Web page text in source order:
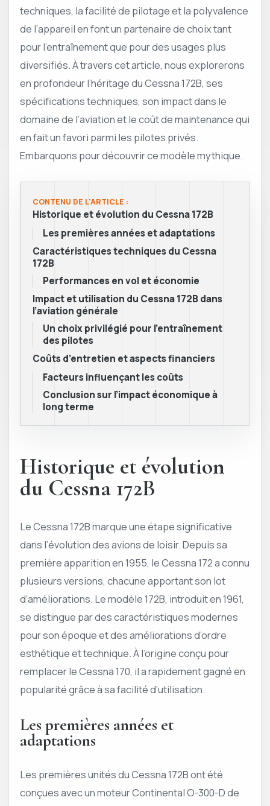
techniques, la facilité de pilotage et la polyvalence
de l’appareil en font un partenaire de choix tant
pour l’entraînement que pour des usages plus
diversifiés. À travers cet article, nous explorerons
en profondeur l’héritage du Cessna 172B, ses
spécifications techniques, son impact dans le
domaine de l’aviation et le coût de maintenance qui
en fait un favori parmi les pilotes privés.
Embarquons pour découvrir ce modèle mythique.
CONTENU DE L'ARTICLE :
Historique et évolution du Cessna 172B
Les premières années et adaptations
Caractéristiques techniques du Cessna
172B
Performances en vol et économie
Impact et utilisation du Cessna 172B dans
l’aviation générale
Un choix privilégié pour l’entraînement
des pilotes
Coûts d’entretien et aspects financiers
Facteurs influençant les coûts
Conclusion sur l’impact économique à
long terme
Historique et évolution
du Cessna 172B
Le Cessna 172B marque une étape significative
dans l’évolution des avions de loisir. Depuis sa
première apparition en 1955, le Cessna 172 a connu
plusieurs versions, chacune apportant son lot
d’améliorations. Le modèle 172B, introduit en 1961,
se distingue par des caractéristiques modernes
pour son époque et des améliorations d’ordre
esthétique et technique. À l’origine conçu pour
remplacer le Cessna 170, il a rapidement gagné en
popularité grâce à sa facilité d’utilisation.
Les premières années et
adaptations
Les premières unités du Cessna 172B ont été
conçues avec un moteur Continental O-300-D de